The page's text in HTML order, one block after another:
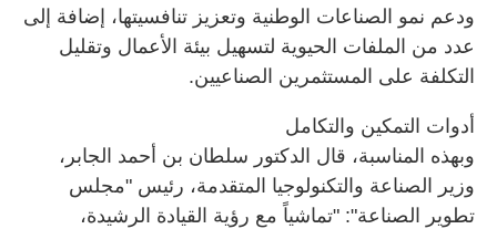
ودعم نمو الصناعات الوطنية وتعزيز تنافسيتها، إضافة إلى
عدد من الملفات الحيوية لتسهيل بيئة الأعمال وتقليل
التكلفة على المستثمرين الصناعيين.
أدوات التمكين والتكامل
وبهذه المناسبة، قال الدكتور سلطان بن أحمد الجابر،
وزير الصناعة والتكنولوجيا المتقدمة، رئيس "مجلس
تطوير الصناعة": "تماشياً مع رؤية القيادة الرشيدة،